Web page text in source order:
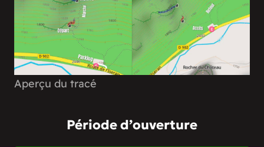
Aperçu du tracé
Période d’ouverture